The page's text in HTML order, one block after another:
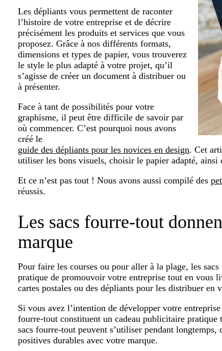
Les dépliants vous permettent de raconter
l’histoire de votre entreprise et de décrire
précisément les produits et services que vous
proposez. Grâce à nos différents formats,
dimensions et types de papier, vous trouverez
le style le plus adapté à votre projet, qu’il
s’agisse de créer un document à distribuer ou
à présenter.
Face à tant de possibilités pour votre
graphisme, il peut être difficile de savoir par
où commencer. C’est pourquoi nous avons
créé le
guide des dépliants pour les novices en design. Cet
utiliser les bons visuels, choisir le papier adapté, ainsi
Et ce n’est pas tout ! Nous avons aussi compilé des
réussis.
Les sacs fourre-tout
marque
Pour faire les courses ou pour aller à la plage, les
pratique de promouvoir votre entreprise tout en vous
cartes postales ou des dépliants pour les distribuer
Si vous avez l’intention de développer votre
fourre-tout constituent un cadeau publicitaire pratique
sacs fourre-tout peuvent s’utiliser pendant longtemps,
positives durables avec votre marque.